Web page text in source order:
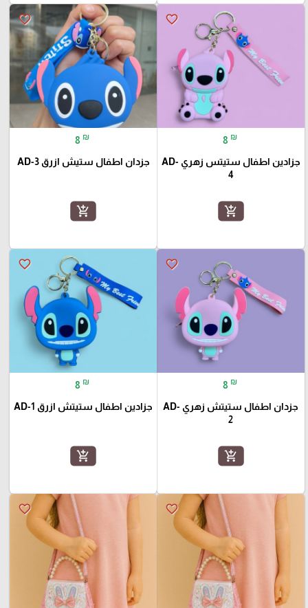
favorite_border
8 ₪
جزادين اطفال ستيتس زهري AD-
4
add_shopping_cart
favorite_border
8 ₪
جزدان اطفال ستيش ازرق AD-3
add_shopping_cart
favorite_border
8 ₪
جزدان اطفال ستيتش زهري AD-
2
add_shopping_cart
favorite_border
8 ₪
جزادين اطفال ستيتش ازرق AD-1
add_shopping_cart
favorite_border
favorite_border